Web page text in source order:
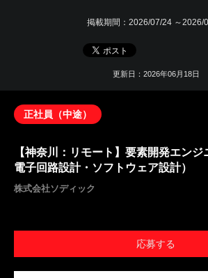
掲載期間： 2026/07/24 ～2026/
更新日：2026年06月18日
正社員（中途）
【神奈川：リモート】要素開発エンジ
電子回路設計・ソフトウェア設計）
株式会社ソディック
応募する